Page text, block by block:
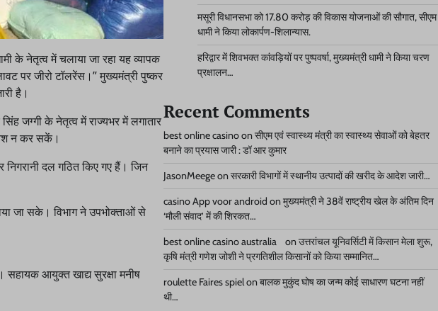
के नेतृत्व में चलाया जा रहा यह व्यापक
पर जीरो टॉलरेंस।” मुख्यमंत्री पुष्कर
है।
जग्गी के नेतृत्व में राज्यभर में लगातार
न कर सकें।
दल गठित किए गए हैं। जिन
जा सके। विभाग ने उपभोक्ताओं से
सहायक आयुक्त खाद्य सुरक्षा मनीष
मसूरी विधानसभा को 17.80 करोड़ की विकास योजनाओं की सौगात, सीएम
धामी ने किया लोकार्पण-शिलान्यास.
हरिद्वार में शिवभक्त कांवड़ियों पर पुष्पवर्षा, मुख्यमंत्री धामी ने किया चरण
प्रक्षालन…
Recent Comments
best online casinoonसीएम एवं स्वास्थ्य मंत्री का स्वास्थ्य सेवाओं को बेहतर
बनाने का प्रयास जारी : डॉ आर कुमार
JasonMeegeonसरकारी विभागों में स्थानीय उत्पादों की खरीद के आदेश जारी…
casino App voor android onमुख्यमंत्री ने 38वें राष्ट्रीय खेल के अंतिम दिन
‘मौली संवाद’ में की शिरकत…
best online casino australia
onउत्तरांचल यूनिवर्सिटी में किसान मेला शुरू,
कृषि मंत्री गणेश जोशी ने प्रगतिशील किसानों को किया सम्मानित…
roulette Faires spielonबालक मुकुंद घोष का जन्म कोई साधारण घटना नहीं
थी…